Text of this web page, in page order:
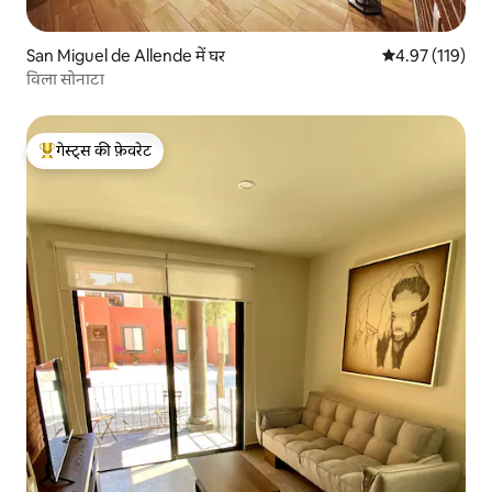
San Miguel de Allende में घर औसत रेटिंग 5 में से
4.97 (119)
विला सोनाटा
गेस्ट्स का टॉप फ़ेवरेट
गेस्ट्स की फ़ेवरेट